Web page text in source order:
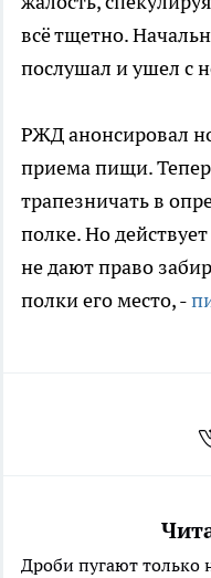
всё тщетно.
послушал и ушел с
РЖД анонсировал
приема пищи.
трапезничать в
полке. Но
не дают право
полки его место, -
Дроби пугают только